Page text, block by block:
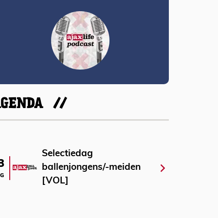
Selectiedag
ballenjongens/-meiden
[VOL]